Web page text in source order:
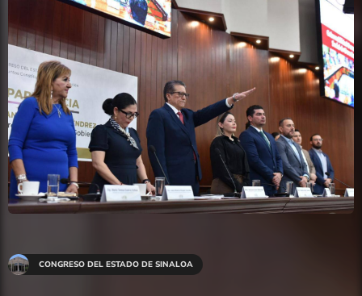
CONGRESO DEL ESTADO DE SINALOA